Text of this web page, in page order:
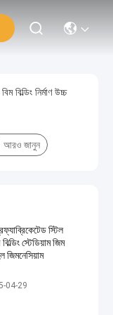
বিল্ডিং নির্মাণ উচ্চ
আরও জানুন
স্টিল
স্টেডিয়াম জিম
জিমনেসিয়াম
নির্মাণ
04-29